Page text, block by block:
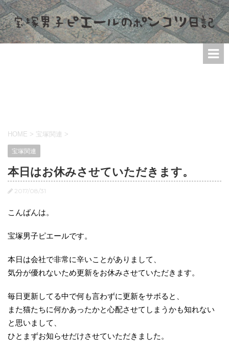
HOME > 宝塚関連 >
宝塚関連
本日はお休みさせていただきます。
2017/08/31
こんばんは。
宝塚男子ピエールです。
本日は会社で非常に辛いことがありまして、
気分が優れないため更新をお休みさせていただきます。
毎日更新してる中で何も言わずに更新をサボると、
また猫たちに何かあったかと心配させてしまうかも知れない
と思いまして、
ひとまずお知らせだけさせていただきました。